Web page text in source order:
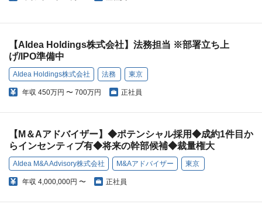
【AIdea Holdings株式会社】法務担当 ※部署立ち上
げ/IPO準備中
AIdea Holdings株式会社 法務 東京
年収 450万円 〜 700万円 正社員
【M＆Aアドバイザー】◆ポテンシャル採用◆成約1件目か
らインセンティブ有◆将来の幹部候補◆裁量権大
AIdea M&A Advisory株式会社 M&Aアドバイザー 東京
年収 4,000,000円 〜 正社員